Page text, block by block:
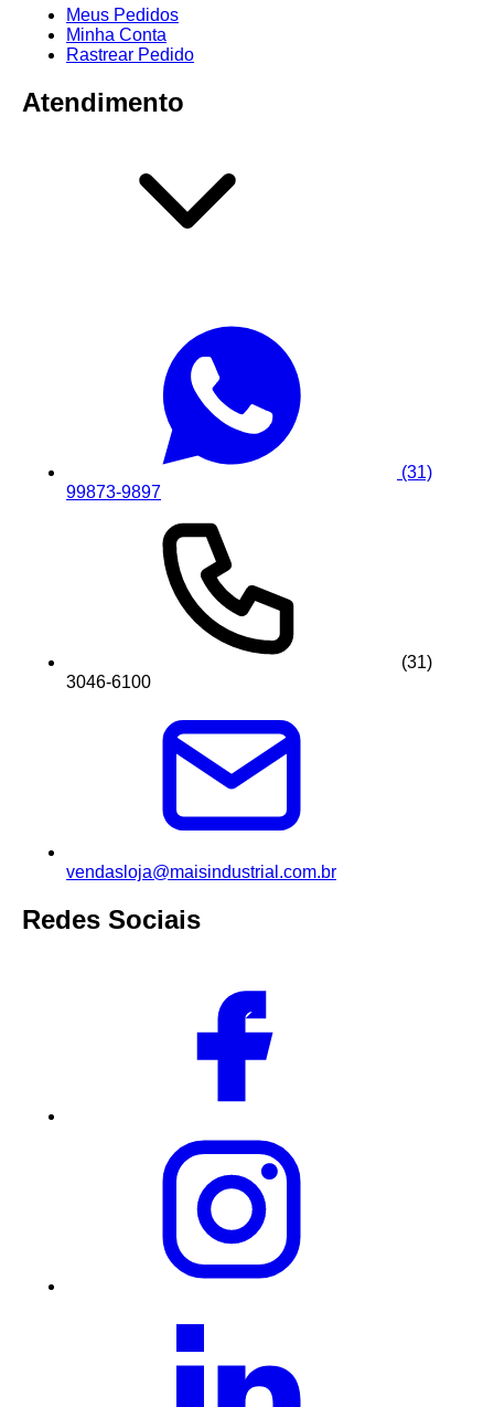
Meus Pedidos
Minha Conta
Rastrear Pedido
Atendimento
(31)
99873-9897
(31)
3046-6100
vendasloja@maisindustrial.com.br
Redes Sociais